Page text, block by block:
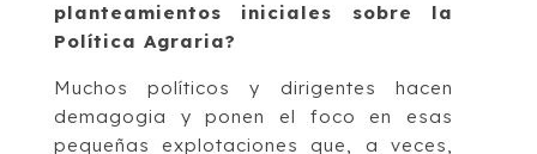
planteamientos iniciales sobre la
Política Agraria?
Muchos políticos y dirigentes hacen
demagogia y ponen el foco en esas
pequeñas explotaciones que, a veces,